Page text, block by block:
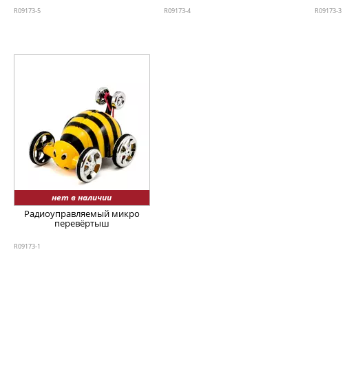
R09173-5 R09173-4 R09173-3
нет в наличии
Радиоуправляемый микро
перевёртыш
R09173-1